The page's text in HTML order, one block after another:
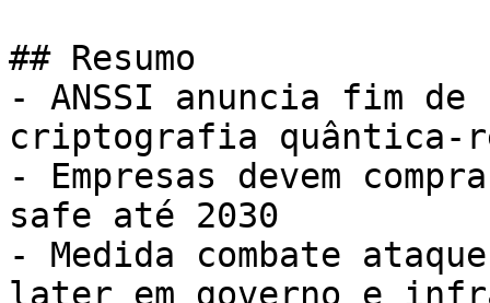
## Resumo
- ANSSI anuncia fim
criptografia quântica-
- Empresas devem
safe até 2030
- Medida combate
later em governo e